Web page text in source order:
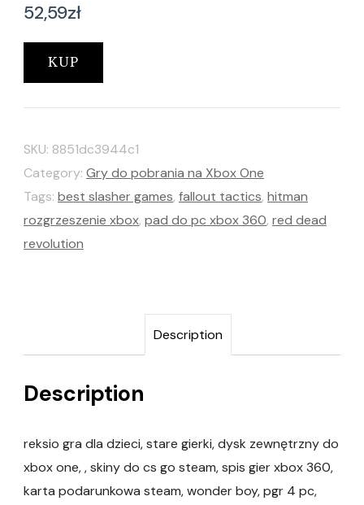
52,59zł
KUP
SKU: 8851dc3944c1
Category: Gry do pobrania na Xbox One
Tags: best slasher games, fallout tactics, hitman
rozgrzeszenie xbox, pad do pc xbox 360, red dead
revolution
Description
Description
reksio gra dla dzieci, stare gierki, dysk zewnętrzny do
xbox one, , skiny do cs go steam, spis gier xbox 360,
karta podarunkowa steam, wonder boy, pgr 4 pc,